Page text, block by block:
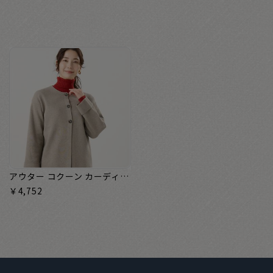
アウター コクーン カーディガン レディース
￥4,752